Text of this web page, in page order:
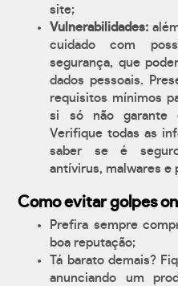
site;
Vulnerabilidades:
cuidado com
segurança, que
dados pessoais.
requisitos mínimos
si só não garante
Verifique todas as
saber se é
antívirus, malwares e
Como evitar golpes
Prefira sempre
boa reputação;
Tá barato demais?
anunciando um